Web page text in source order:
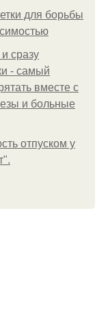
для борьбы
сразу
- самый
вместе с
и больные
отпуском у